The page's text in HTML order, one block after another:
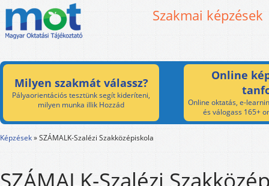
Szakmai képzések
Milyen szakmát válassz?
Pályaorientációs tesztünk segít kideríteni,
milyen munka illik Hozzád
Online
Online oktatás, e-
és válogass 165+
Képzések»SZÁMALK-Szalézi Szakközépiskola
SZÁMALK-Szalézi